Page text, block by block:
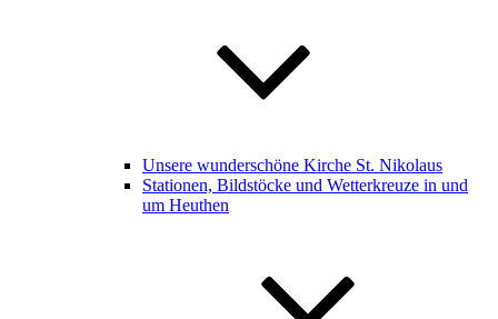
Unsere wunderschöne Kirche St. Nikolaus
Stationen, Bildstöcke und Wetterkreuze in und
um Heuthen